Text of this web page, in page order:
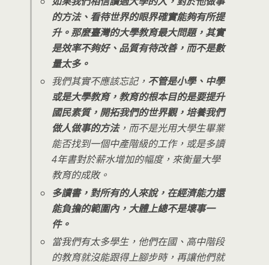
的方法、看待世界的眼界確實能夠有所提
升。那麼臺灣的大學教育最大問題，其實
是效率不夠好、品質有待改善，而不是數
量太多。
我們其實不應該忘記， 不管是小學、中學
或是大學教育，教育的根本目的是要提升
國民素質，開拓我們的世界觀，培養我們
做人做事的方法，而不是光用大學生畢業
能否找到一個中產階級的工作，或是多讀
4年書對於薪水增加的幅度，來衡量大學
教育的成敗。
多讀書，對所有的人來說，在經濟能力還
能負擔的範圍內，大體上總不是壞事一
件。
當我們有太多學生，他們在國、高中階段
的教育就沒能跟得上腳步時，再讓他們就